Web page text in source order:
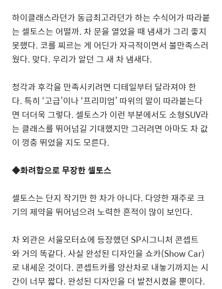
하이클래스라던가 동급최고라던가 하는 수식어가 따라붙
는 셀토스는 어떨까. 차 문을 열었을 때 냄새가 그리 좋지
못했다. 코를 찌르는 게 어딘가 자극적이면서 불만족스러
웠다. 맞다. 우리가 알던 그 새 차 냄새다.
청각과 후각을 만족시키려면 디테일부터 달라져야 한
다. 특히 ‘고급’이나 ‘프리미엄’ 따위의 말이 따라붙는다
면 더더욱 그렇다. 셀토스가 이런 부분에서도 소형SUV라
는 클래스를 뛰어넘길 기대했지만 그러려면 아마도 차 값
이 껑충 뛰었을 지도 모른다.
◆화려함으로 무장한 셀토스
셀토스는 단지 작기만 한 차가 아니다. 다양한 재주로 크
기의 제약을 뛰어넘으려 노력한 흔적이 많이 보인다.
차 외관은 서울모터쇼에 등장했던 SP시그니처 콘셉트
와 거의 똑같다. 사실 완성된 디자인을 쇼카(Show Car)
로 내세운 것이다. 콘셉트카를 양산차로 내놓기까지는 시
간이 너무 짧다. 완성된 디자인을 더 발전시켰을 뿐이다.